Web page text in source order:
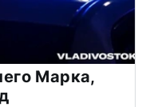
Марка,